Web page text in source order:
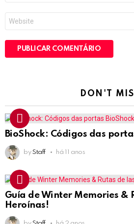
*
DON'T
BioShock: Códigos das
by Staff há 11 anos
Guía de Winter Memories &
Heroínas!